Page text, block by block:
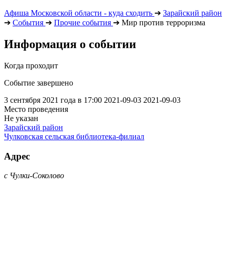
Афиша Московской области - куда сходить ➔ Зарайский район
➔ События ➔ Прочие события ➔ Мир против терроризма
Информация о событии
Когда проходит
Событие завершено
3 сентября 2021 года в 17:00 2021-09-03 2021-09-03
Место проведения
Не указан
Зарайский район
Чулковская сельская библиотека-филиал
Адрес
с Чулки-Соколово